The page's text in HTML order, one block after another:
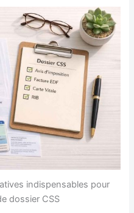
indispensables pour
dossier CSS